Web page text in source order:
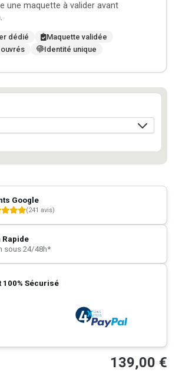
une maquette à valider avant
dédié
Maquette validée
Identité unique
Google
(241 avis)
Rapide
sous 24/48h*
100% Sécurisé
139,00 €